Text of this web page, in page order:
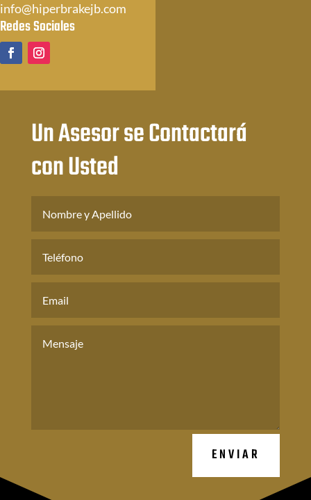
info@hiperbrakejb.com
Redes Sociales
Un Asesor se Contactará
con Usted
ENVIAR